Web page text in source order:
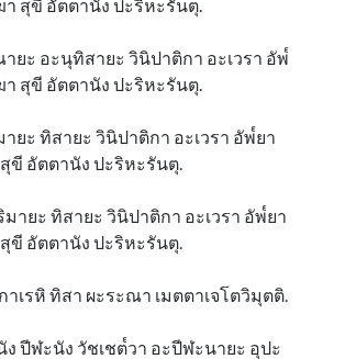
สุขี อัตตานัง ปะริหะรันตุ.
ยะ อะนุทิสายะ วินิปาติกา อะเวรา อัพ๎
สุขี อัตตานัง ปะริหะรันตุ.
ยะ ทิสายะ วินิปาติกา อะเวรา อัพ๎ยา
ขี อัตตานัง ปะริหะรันตุ.
มายะ ทิสายะ วินิปาติกา อะเวรา อัพ๎ยา
ขี อัตตานัง ปะริหะรันตุ.
เรหิ ทิสา ผะระณา เมตตาเจโตวิมุตติ.
ง ปีฬะนัง วัชเชต๎วา อะปีฬะนายะ อุปะ